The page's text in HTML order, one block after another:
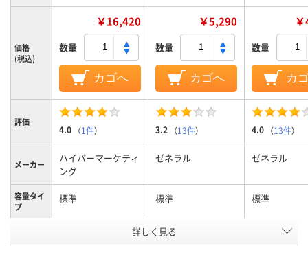
価格
(税込)
￥16,420
数量
カゴへ
￥5,290
数量
カゴへ
数量
カ
評価
4.0 （1件） 3.2 （13件） 4.0 （13件）
メーカー
ハイパーマーケティ
ング
ゼネラル ゼネラル
容量タイ
プ
標準 標準 標準
ブラック系
詳しく見る